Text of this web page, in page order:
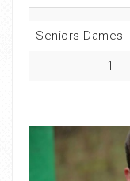
Seniors-Dames
1